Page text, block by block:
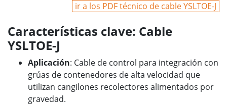
ir a los PDF técnico de cable YSLTOE-J
Características clave: Cable
YSLTOE-J
Aplicación: Cable de control para integración con
grúas de contenedores de alta velocidad que
utilizan cangilones recolectores alimentados por
gravedad.